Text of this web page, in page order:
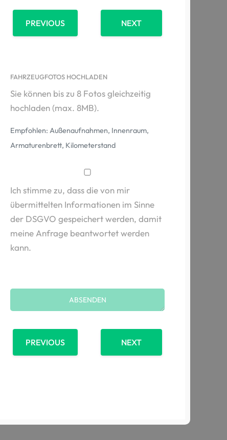
PREVIOUS NEXT
FAHRZEUGFOTOS HOCHLADEN
Sie können bis zu 8 Fotos gleichzeitig
hochladen (max. 8MB).
Empfohlen: Außenaufnahmen, Innenraum,
Armaturenbrett, Kilometerstand
Ich stimme zu, dass die von mir
übermittelten Informationen im Sinne
der DSGVO gespeichert werden, damit
meine Anfrage beantwortet werden
kann.
PREVIOUS NEXT